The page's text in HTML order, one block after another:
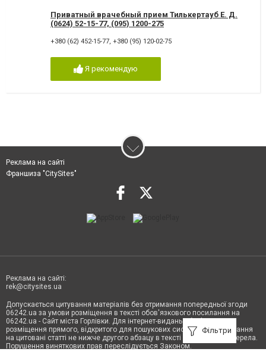
Приватный врачебный прием Тилькертауб Е. Д.
(0624) 52-15-77, (095) 1200-275
+380 (62) 452-15-77, +380 (95) 120-02-75
Я рекомендую
Фільтри
Реклама на сайті
Франшиза "CitySites"
Реклама на сайті:
rek@citysites.ua
Допускається цитування матеріалів без отримання попередньої згоди
06242.ua за умови розміщення в тексті обов'язкового посилання на
06242.ua - Сайт міста Горлівки. Для інтернет-видань обов'язкове
розміщення прямого, відкритого для пошукових систем гіперпосилання
на цитовані статті не нижче другого абзацу в тексті або в якості джерела.
Порушення виняткових прав переслідується Законом.